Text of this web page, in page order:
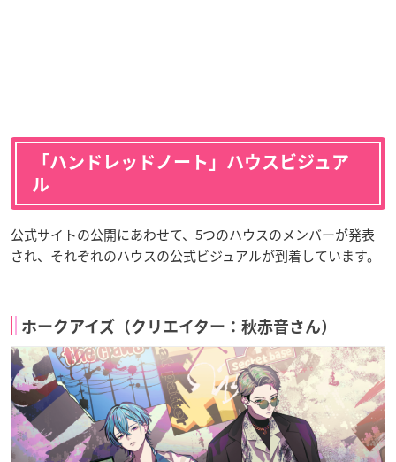
「ハンドレッドノート 」ハウスビジュア
ル
公式サイトの公開にあわせて、5つのハウスのメンバーが発表
され、それぞれのハウスの公式ビジュアルが到着しています。
ホークアイズ（クリエイター：秋赤音さん）